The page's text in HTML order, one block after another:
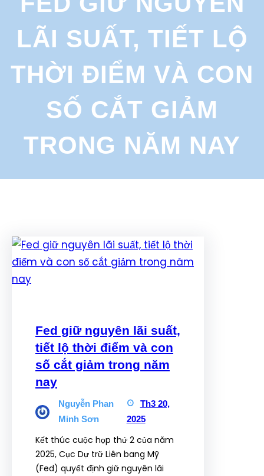
LÃI SUẤT, TIẾT LỘ
THỜI ĐIỂM VÀ CON
SỐ CẮT GIẢM
TRONG NĂM NAY
Fed giữ nguyên lãi suất,
tiết lộ thời điểm và con
số cắt giảm trong năm
nay
Nguyễn Phan
Minh Sơn
Th3 20,
2025
Kết thúc cuộc họp thứ 2 của năm
2025, Cục Dự trữ Liên bang Mỹ
(Fed) quyết định giữ nguyên lãi